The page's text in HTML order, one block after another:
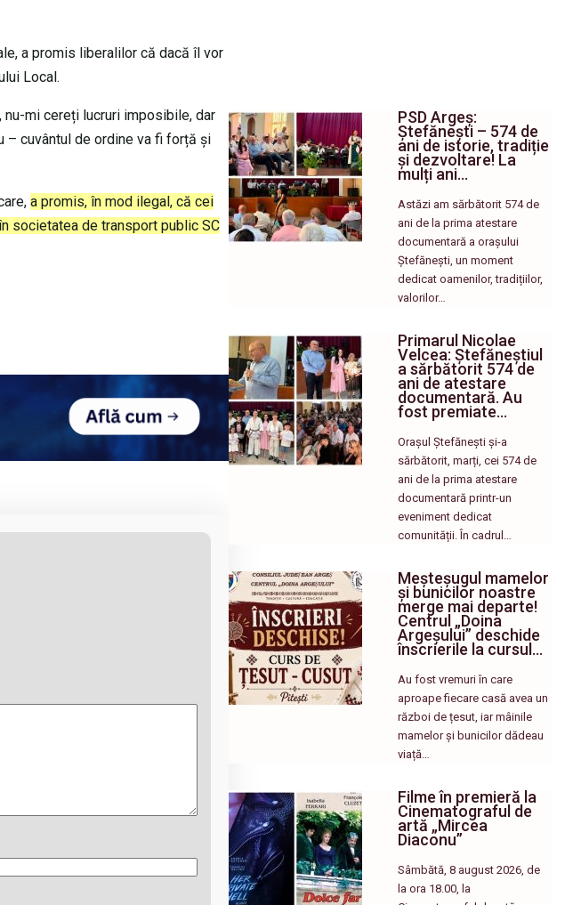
a promis liberalilor că dacă îl vor
Local.
mi cereți lucruri imposibile, dar
– cuvântul de ordine va fi forță și
a promis, în mod ilegal, că cei
societatea de transport public SC
PSD Argeș:
Ștefănești – 574 de
ani de istorie, tradiție
și dezvoltare! La
mulți ani…
Astăzi am sărbătorit 574 de
ani de la prima atestare
documentară a orașului
Ștefănești, un moment
dedicat oamenilor, tradițiilor,
valorilor…
Primarul Nicolae
Velcea: Ștefăneștiul
a sărbătorit 574 de
ani de atestare
documentară. Au
fost premiate…
Orașul Ștefănești și-a
sărbătorit, marți, cei 574 de
ani de la prima atestare
documentară printr-un
eveniment dedicat
comunității. În cadrul…
Meșteșugul mamelor
și bunicilor noastre
merge mai departe!
Centrul „Doina
Argeșului” deschide
înscrierile la cursul…
Au fost vremuri în care
aproape fiecare casă avea un
război de țesut, iar mâinile
mamelor și bunicilor dădeau
viață…
Filme în premieră la
Cinematograful de
artă „Mircea
Diaconu”
Sâmbătă, 8 august 2026, de
la ora 18.00, la